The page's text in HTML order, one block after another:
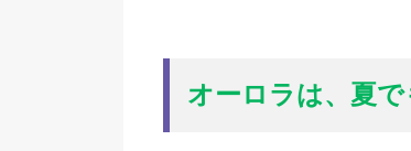
オーロラは、夏で